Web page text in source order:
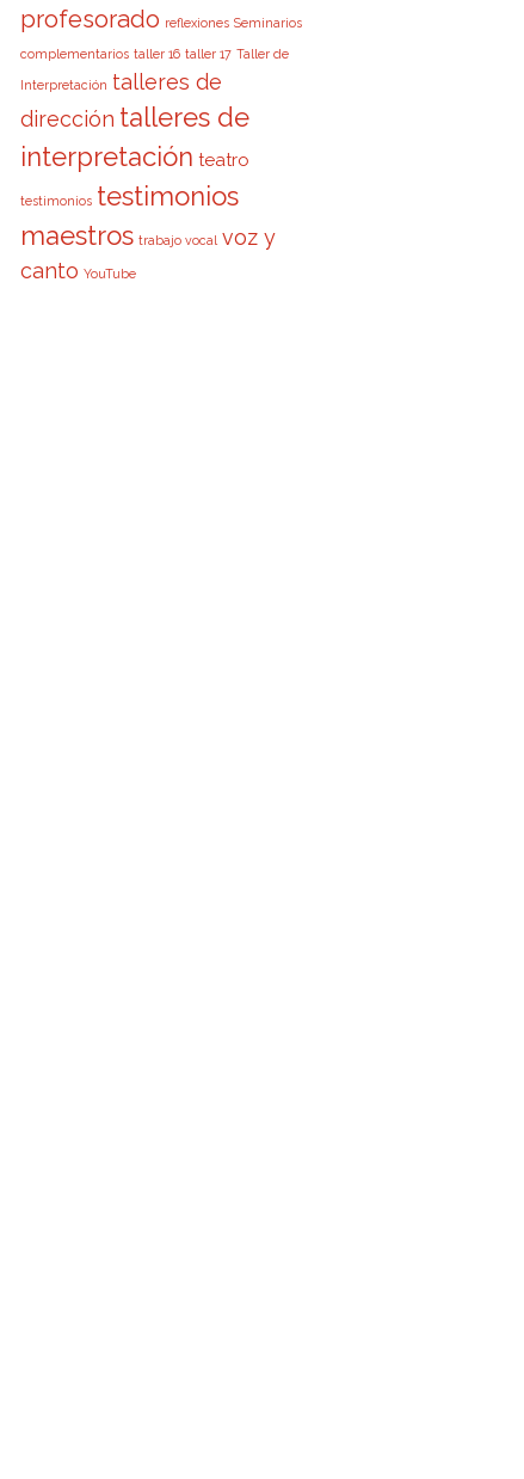
profesorado reflexiones Seminarios
complementarios taller 16 taller 17 Taller de
Interpretación talleres de
dirección talleres de
interpretación teatro
testimonios testimonios
maestros trabajo vocal voz y
canto YouTube